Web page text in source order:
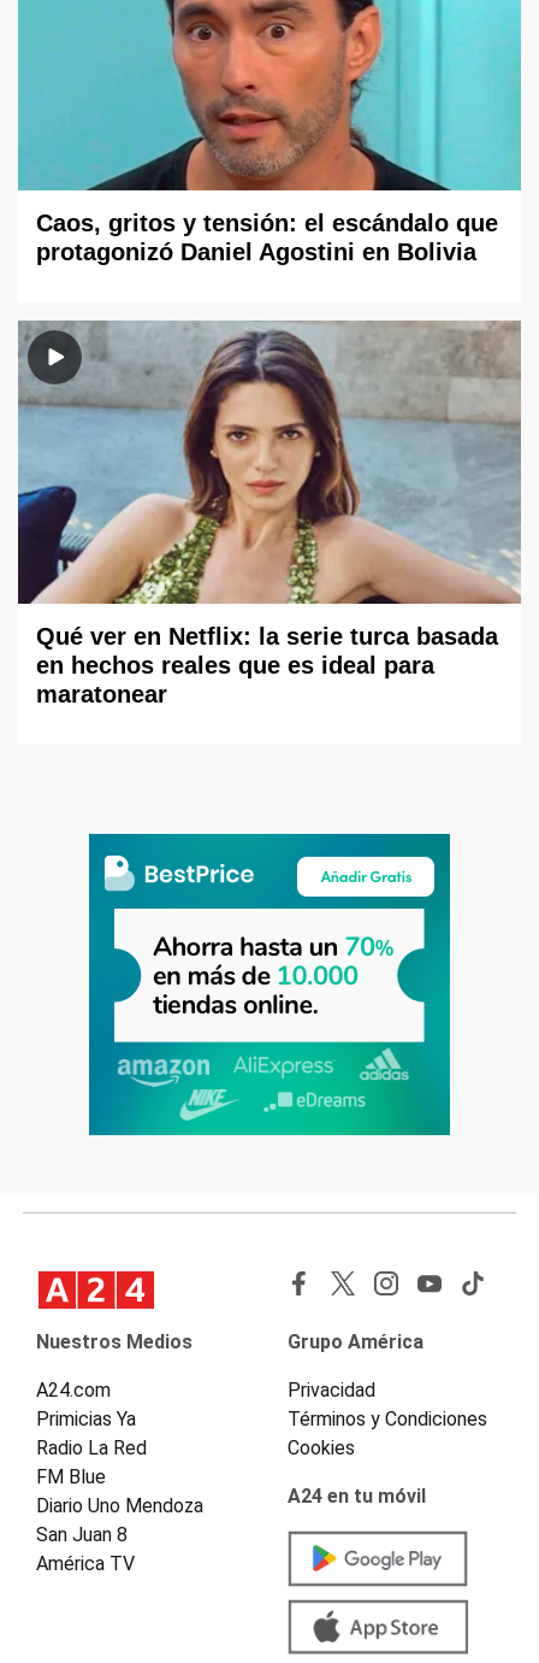
Caos, gritos y tensión: el escándalo que
protagonizó Daniel Agostini en Bolivia
Qué ver en Netflix: la serie turca basada
en hechos reales que es ideal para
maratonear
Nuestros Medios
A24.com
Primicias Ya
Radio La Red
FM Blue
Diario Uno Mendoza
San Juan 8
América TV
Grupo América
Privacidad
Términos y Condiciones
Cookies
A24 en tu móvil